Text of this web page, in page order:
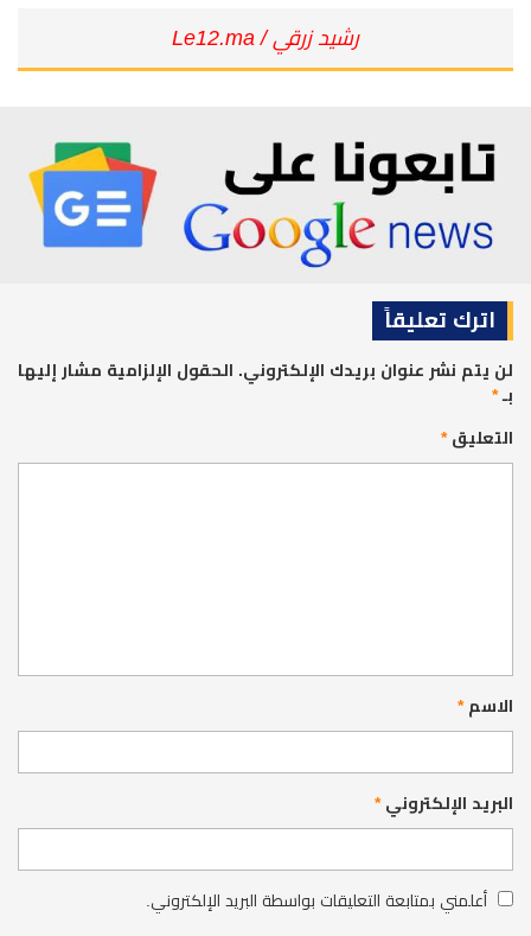
رشيد زرقي / Le12.ma
اترك تعليقاً
لن يتم نشر عنوان بريدك الإلكتروني. الحقول الإلزامية مشار إليها
بـ*
التعليق*
الاسم*
البريد الإلكتروني*
أعلمني بمتابعة التعليقات بواسطة البريد الإلكتروني.